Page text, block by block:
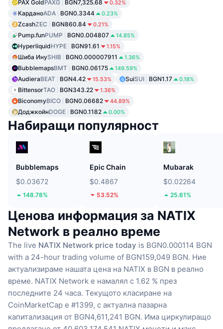
PAX GoldPAXG BGN7,325.68 0.32%
КарданоADA BGN0.3344 0.23%
ZcashZEC BGN860.84 0.21%
Pump.funPUMP BGN0.004807 14.85%
HyperliquidHYPE BGN91.61 1.15%
Шиба ИнуSHIB BGN0.000007911 1.36%
BubblemapsBMT BGN0.06175 149.59%
AudieraBEAT BGN4.42 15.53% SuiSUI BGN1.17 0.18%
BittensorTAO BGN343.22 1.36%
BiconomyBICO BGN0.06682 44.89%
ДоджкойнDOGE BGN0.1182 0.00%
Набиращи популярност
Bubblemaps
$0.03672
148.78%
Epic Chain
$0.4867
53.52%
Mubarak
$0.02264
25.61%
Ценова информация за NATIX
Network в реално време
The live NATIX Network price today is BGN0.000114 BGN
with a 24-hour trading volume of BGN159,049 BGN. Ние
актуализираме нашата цена на NATIX в BGN в реално
време. NATIX Network е намалял с 1.62 % през
последните 24 часа. Текущото класиране на
CoinMarketCap е #1399, с актуална пазарна
капитализация от BGN4,611,241 BGN. Има циркулиращо